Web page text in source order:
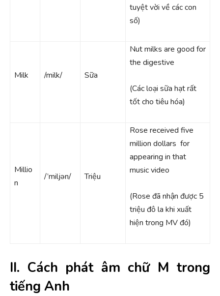
tuyệt vời về các con
số)
Milk /milk/ Sữa
Nut milks are good for
the digestive
(Các loại sữa hạt rất
tốt cho tiêu hóa)
Millio
n
/’miljən/ Triệu
Rose received five
million dollars for
appearing in that
music video
(Rose đã nhận được 5
triệu đô la khi xuất
hiện trong MV đó)
II. Cách phát âm chữ M trong
tiếng Anh